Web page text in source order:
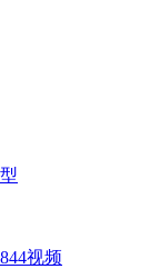
视频